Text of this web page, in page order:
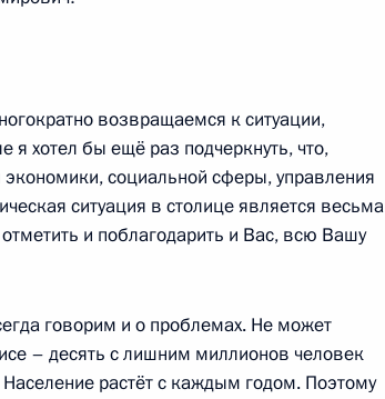
«Лидеры России»
Огарёво
6
в Иркутской
Огарёво
возвращаемся к ситуации,
я хотел бы ещё раз подчеркнуть, что,
социальной сферы, управления
ситуация в столице является весьма
и поблагодарить и Вас, всю Вашу
говорим и о проблемах. Не может
– десять с лишним миллионов человек
растёт с каждым годом. Поэтому